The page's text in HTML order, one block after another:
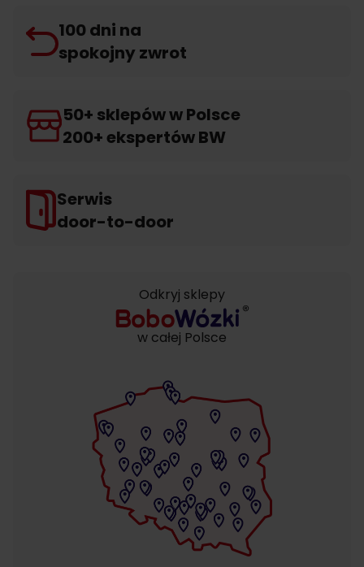
100 dni na
spokojny zwrot
50+ sklepów w Polsce
200+ ekspertów BW
Serwis
door-to-door
Odkryj sklepy
w całej Polsce